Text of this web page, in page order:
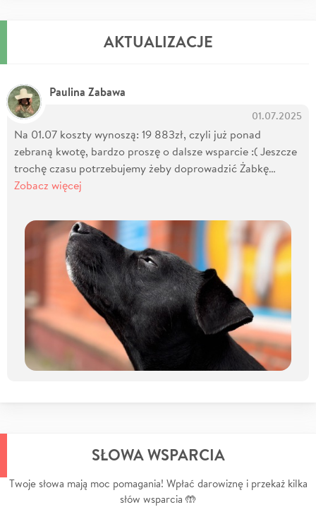
AKTUALIZACJE
Paulina Zabawa
01.07.2025
Na 01.07 koszty wynoszą: 19 883zł, czyli już ponad
zebraną kwotę, bardzo proszę o dalsze wsparcie :( Jeszcze
trochę czasu potrzebujemy żeby doprowadzić Żabkę…
Zobacz więcej
SŁOWA WSPARCIA
Twoje słowa mają moc pomagania! Wpłać darowiznę i przekaż kilka
słów wsparcia 🤲